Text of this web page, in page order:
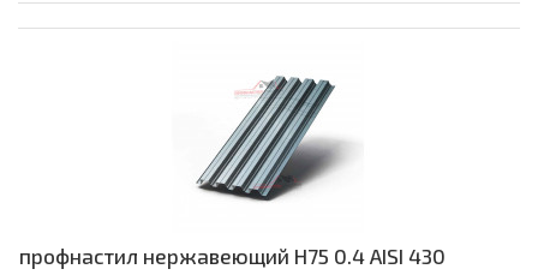
профнастил нержавеющий H75 0.4 AISI 430